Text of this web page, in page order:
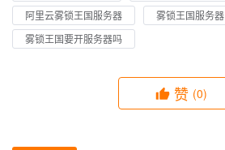
阿里云雾锁王国服务器
雾锁王国服务器
雾锁王国要开服务器吗
赞 (0)